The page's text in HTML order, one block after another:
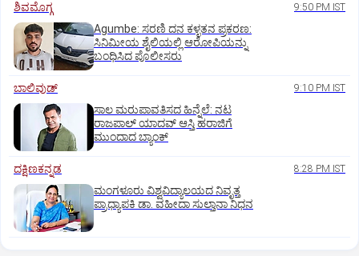
ಶಿವಮೊಗ್ಗ 9:50 PM IST
Agumbe: ಸರಣಿ ದನ ಕಳ್ಳತನ ಪ್ರಕರಣ:
ಸಿನಿಮೀಯ ಶೈಲಿಯಲ್ಲಿ ಆರೋಪಿಯನ್ನು
ಬಂಧಿಸಿದ ಪೊಲೀಸರು
ಬಾಲಿವುಡ್‌ 9:10 PM IST
ಸಾಲ ಮರುಪಾವತಿಸದ ಹಿನ್ನೆಲೆ: ನಟ
ರಾಜಪಾಲ್ ಯಾದವ್‌ ಆಸ್ತಿ ಹರಾಜಿಗೆ
ಮುಂದಾದ ಬ್ಯಾಂಕ್
ದಕ್ಷಿಣಕನ್ನಡ 8:28 PM IST
ಮಂಗಳೂರು ವಿಶ್ವವಿದ್ಯಾಲಯದ ನಿವೃತ್ತ
ಪ್ರಾಧ್ಯಾಪಕಿ ಡಾ. ವಹೀದಾ ಸುಲ್ತಾನಾ ನಿಧನ